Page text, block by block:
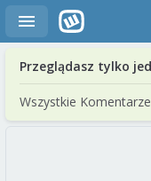
Przeglądasz tylko
Wszystkie